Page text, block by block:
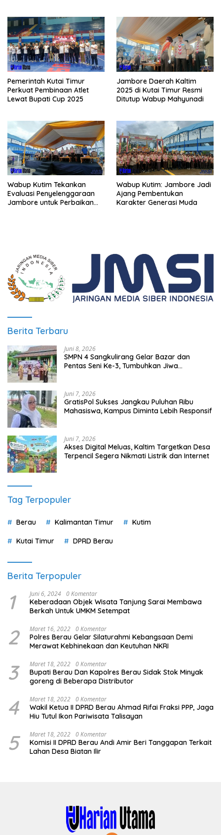
Pemerintah Kutai Timur
Perkuat Pembinaan Atlet
Lewat Bupati Cup 2025
Jambore Daerah Kaltim
2025 di Kutai Timur Resmi
Ditutup Wabup Mahyunadi
Wabup Kutim Tekankan
Evaluasi Penyelenggaraan
Jambore untuk Perbaikan
Wabup Kutim: Jambore Jadi
Ajang Pembentukan
Karakter Generasi Muda
Berita Terbaru
Juni 8, 2026
SMPN 4 Sangkulirang Gelar Bazar dan
Pentas Seni Ke-3, Tumbuhkan Jiwa
Juni 7, 2026
GratisPol Sukses Jangkau Puluhan Ribu
Mahasiswa, Kampus Diminta Lebih Responsif
Juni 7, 2026
Akses Digital Meluas, Kaltim Targetkan Desa
Terpencil Segera Nikmati Listrik dan Internet
Tag Terpopuler
Berau Kalimantan Timur Kutim
Kutai Timur DPRD Berau
Berita Terpopuler
1 Juni 6, 2024 0 Komentar
Keberadaan Objek Wisata Tanjung Sarai Membawa
Berkah Untuk UMKM Setempat
2 Maret 16, 2022 0 Komentar
Polres Berau Gelar Silaturahmi Kebangsaan Demi
Merawat Kebhinekaan dan Keutuhan NKRI
3 Maret 18, 2022 0 Komentar
Bupati Berau Dan Kapolres Berau Sidak Stok Minyak
goreng di Beberapa Distributor
4 Maret 18, 2022 0 Komentar
Wakil Ketua II DPRD Berau Ahmad Rifai Fraksi PPP, Jaga
Hiu Tutul Ikon Pariwisata Talisayan
5 Maret 18, 2022 0 Komentar
Komisi II DPRD Berau Andi Amir Beri Tanggapan Terkait
Lahan Desa Biatan Ilir